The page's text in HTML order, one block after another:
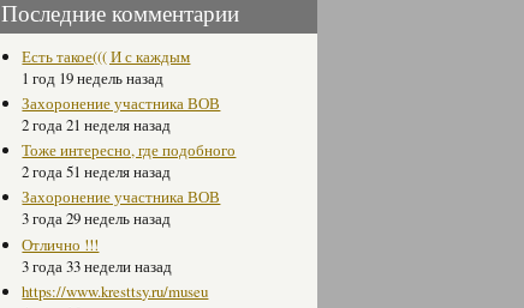
Последние комментарии
Есть такое((( И с каждым
1 год 19 недель назад
Захоронение участника ВОВ
2 года 21 неделя назад
Тоже интересно, где подобного
2 года 51 неделя назад
Захоронение участника ВОВ
3 года 29 недель назад
Отлично !!!
3 года 33 недели назад
https://www.kresttsy.ru/museu